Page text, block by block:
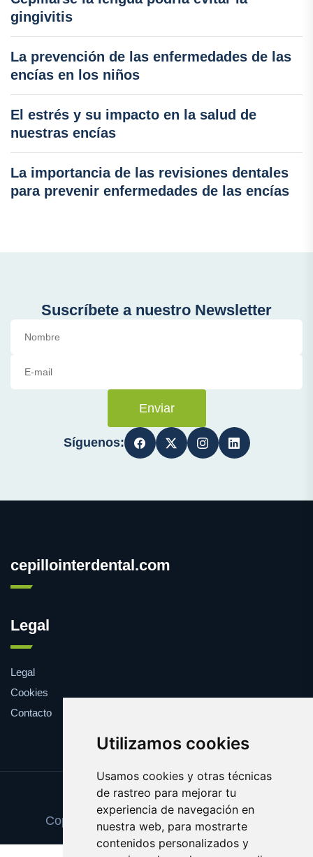
Utilizamos cookies
Usamos cookies y otras técnicas
de rastreo para mejorar tu
experiencia de navegación en
nuestra web, para mostrarte
contenidos personalizados y
gingivitis
La prevención de las enfermedades de las
encías en los niños
El estrés y su impacto en la salud de
nuestras encías
La importancia de las revisiones dentales
para prevenir enfermedades de las encías
Suscríbete a nuestro Newsletter
Enviar
Síguenos:
cepillointerdental.com
Legal
Legal
Cookies
Contacto
Update cookies preferences
Copyright © 2025 cepillointerdental.com